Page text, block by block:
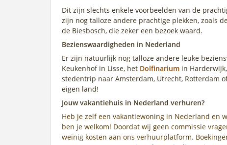
Dit zijn slechts enkele voorbeelden van de
zijn nog talloze andere prachtige plekken, zoals
de Biesbosch, die zeker een bezoek waard.
Bezienswaardigheden in Nederland
Er zijn natuurlijk nog talloze andere leuke
Keukenhof in Lisse, het Dolfinarium in
stedentrip naar Amsterdam, Utrecht, Rotterdam
eigen land!
Jouw vakantiehuis in Nederland verhuren?
Heb je zelf een vakantiewoning in Nederland en
ben je welkom! Doordat wij geen commissie
weinig kosten aan ons verhuurplatform.